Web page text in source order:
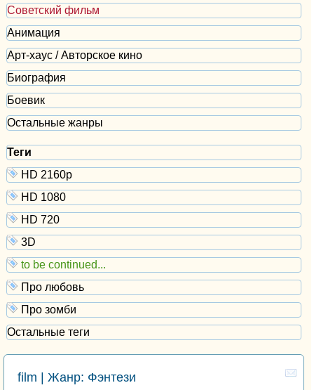
Советский фильм
Анимация
Арт-хаус / Авторское кино
Биография
Боевик
Остальные жанры
Теги
HD 2160р
HD 1080
HD 720
3D
to be continued...
Про любовь
Про зомби
Остальные теги
film | Жанр: Фэнтези